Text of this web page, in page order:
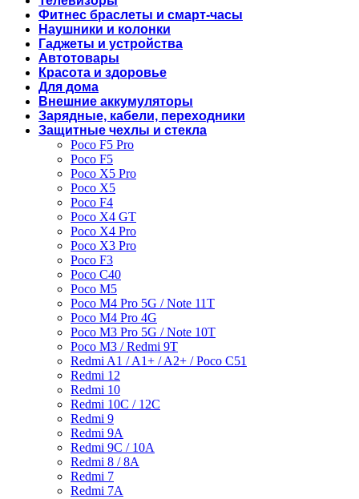
Фитнес браслеты и смарт-часы
Наушники и колонки
Гаджеты и устройства
Автотовары
Красота и здоровье
Для дома
Внешние аккумуляторы
Зарядные, кабели, переходники
Защитные чехлы и стекла
Poco F5 Pro
Poco F5
Poco X5 Pro
Poco X5
Poco F4
Poco X4 GT
Poco X4 Pro
Poco X3 Pro
Poco F3
Poco C40
Poco M5
Poco M4 Pro 5G / Note 11T
Poco M4 Pro 4G
Poco M3 Pro 5G / Note 10T
Poco M3 / Redmi 9T
Redmi A1 / A1+ / A2+ / Poco C51
Redmi 12
Redmi 10
Redmi 10C / 12C
Redmi 9
Redmi 9A
Redmi 9C / 10A
Redmi 8 / 8A
Redmi 7
Redmi 7A